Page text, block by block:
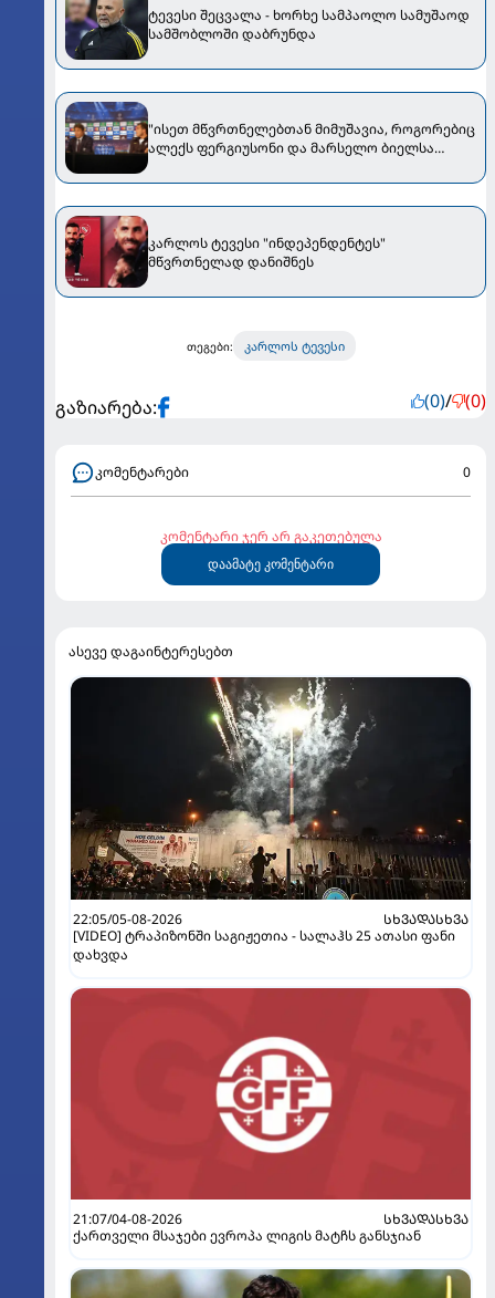
ტევესი შეცვალა - ხორხე სამპაოლო სამუშაოდ
სამშობლოში დაბრუნდა
"ისეთ მწვრთნელებთან მიმუშავია, როგორებიც
ალექს ფერგიუსონი და მარსელო ბიელსა
მაგარი იყო" - კარლოს ტევესი
კარლოს ტევესი "ინდეპენდენტეს"
მწვრთნელად დანიშნეს
თეგები: კარლოს ტევესი
გაზიარება: (0)/ (0)
კომენტარები 0
კომენტარი ჯერ არ გაკეთებულა
დაამატე კომენტარი
ასევე დაგაინტერესებთ
22:05/05-08-2026
ᲡᲮᲕᲐᲓᲐᲡᲮᲕᲐ
[VIDEO] ტრაპიზონში საგიჟეთია - სალაჰს 25 ათასი ფანი
დახვდა
21:07/04-08-2026
ᲡᲮᲕᲐᲓᲐᲡᲮᲕᲐ
ქართველი მსაჯები ევროპა ლიგის მატჩს განსჯიან